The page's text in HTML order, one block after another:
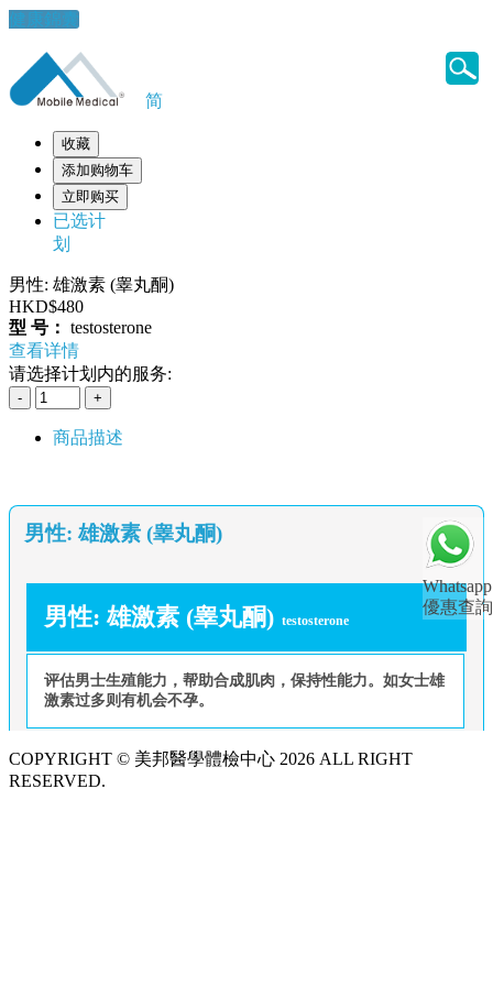
健康錦囊
Whatsapp
優惠查詢
简
收藏
添加购物车
立即购买
已选计
划
男性: 雄激素 (睾丸酮)
HKD$480
型 号： testosterone
查看详情
请选择计划内的服务:
商品描述
男性: 雄激素 (睾丸酮)
男性: 雄激素 (睾丸酮) testosterone
评估男士生殖能力，帮助合成肌肉，保持性能力。如女士雄
激素过多则有机会不孕。
COPYRIGHT © 美邦醫學體檢中心 2026 ALL RIGHT
RESERVED.